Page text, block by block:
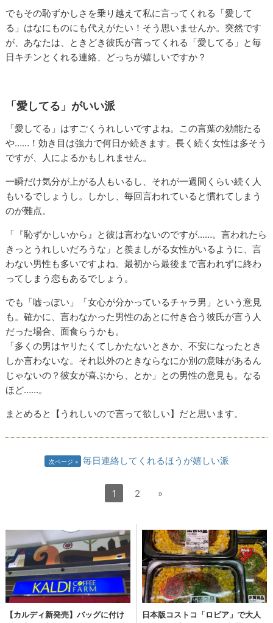
でもその恥ずかしさを乗り越えて私に言ってくれる「愛して
る」はなにものにも代えがたい！そう思いませんか。突然です
が、あなたは、ときどき彼氏が言ってくれる「愛してる」と毎
日キチンとくれる連絡、どっちが嬉しいですか？
「愛してる」がいい派
「愛してる」はすごくうれしいですよね。この言葉の効能たる
や……！効き目は強力で何日か続きます。長く続く女性は多そう
ですが、人によるかもしれません。
一瞬だけ気分が上がる人もいるし、それが一週間くらい続く人
もいるでしょうし。しかし、毎回言われていると慣れてしまう
のが難点。
「『恥ずかしいから』と彼は言わないのですが……。言われたら
きっとうれしいだろうな」と羨ましがる女性がいるように、言
わない男性も多いですよね。最初から最後まで言われずに終わ
ってしまう恋もあるでしょう。
でも「嘘っぽい」「女心が分かっているチャラ男」という意見
も。確かに、言わなかった男性のあとに付き合う彼氏が言う人
だった場合、面食らうかも。
「多くの男はヤリたくてしかたないときか、不安になったとき
しか言わないな。それ以外のときならなにか別の意味があるん
じゃないの？彼女が喜ぶから、とか」との男性の意見も。なる
ほど……。
まとめると【うれしいので言って欲しい】だと思います。
次ページ 毎日連絡してくれるほうが嬉しい派
1 2 »